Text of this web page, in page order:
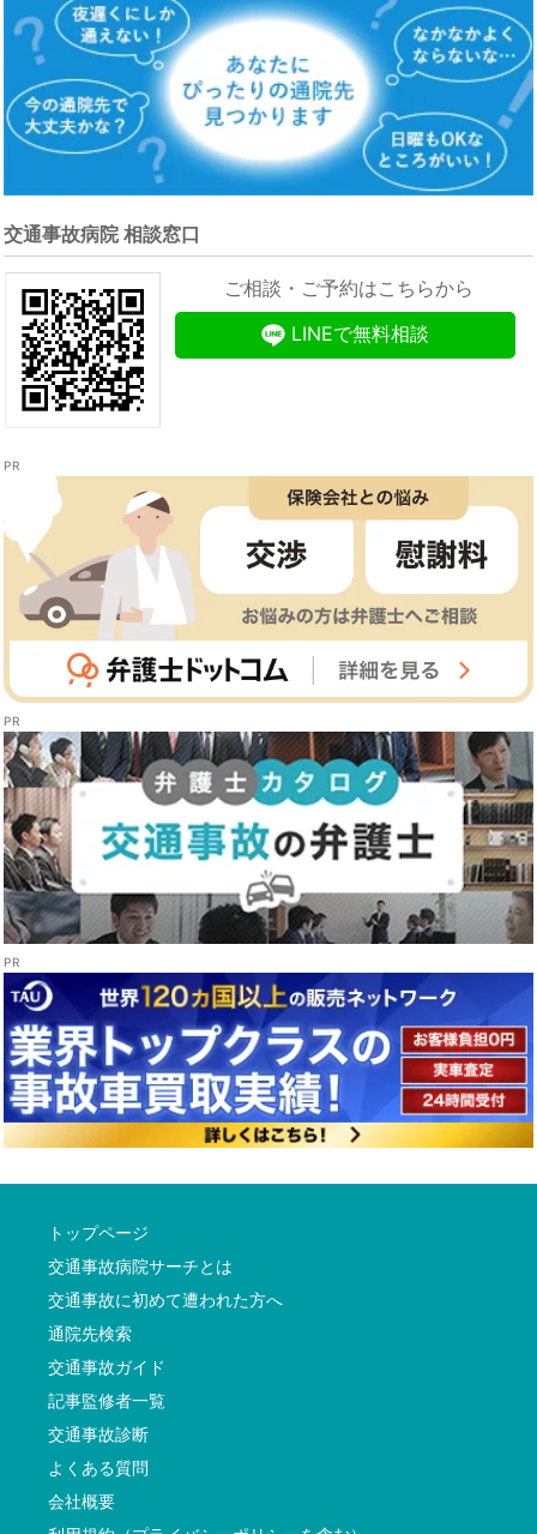
交通事故病院 相談窓口
ご相談・ご予約はこちらから
LINEで無料相談
トップページ
交通事故病院サーチとは
交通事故に初めて遭われた方へ
通院先検索
交通事故ガイド
記事監修者一覧
交通事故診断
よくある質問
会社概要